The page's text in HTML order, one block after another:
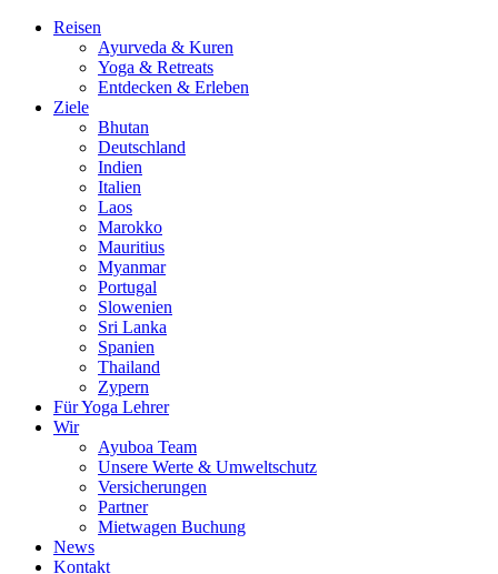
Reisen
Ayurveda & Kuren
Yoga & Retreats
Entdecken & Erleben
Ziele
Bhutan
Deutschland
Indien
Italien
Laos
Marokko
Mauritius
Myanmar
Portugal
Slowenien
Sri Lanka
Spanien
Thailand
Zypern
Für Yoga Lehrer
Wir
Ayuboa Team
Unsere Werte & Umweltschutz
Versicherungen
Partner
Mietwagen Buchung
News
Kontakt